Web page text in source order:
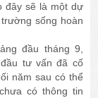
đây sẽ là một dự
sống hoàn
đầu tháng 9,
tư vấn đã cố
năm sau có thể
có thông tin